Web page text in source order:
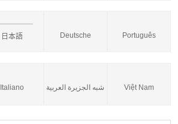
日本語 Deutsche Português
Italiano شبه الجزيرة العربية Việt Nam